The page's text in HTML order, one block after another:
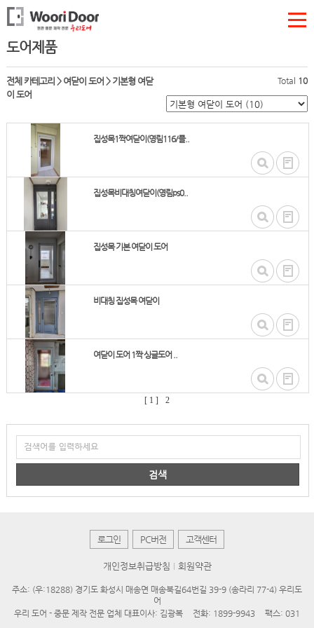
도어제품
전체 카테고리 > 여닫이 도어 > 기본형 여닫
이 도어
Total 10
집성목1짝여닫이(영림116/플..
집성목비대칭여닫이(영림ps0..
집성목 기본 여닫이 도어
비대칭 집성목 여닫이
여닫이 도어 1짝 싱글도어 ..
[ 1 ] 2
검색
로그인 PC버전 고객센터
개인정보취급방침 회원약관
주소: (우:18288) 경기도 화성시 매송면 매송북길64번길 39-9 (송라리 77-4) 우리도
어
우리 도어 - 중문 제작 전문 업체 대표이사: 김광복
전화: 1899-9943 팩스: 031